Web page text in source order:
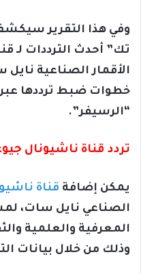
وفي هذا التقرير
تك” أحدث الترددات لـ
الأقمار الصناعية
خطوات ضبط ترددها عبر
“الرسيفر”.
تردد قناة ناشيونال جيوغرافيك
يمكن إضافة قناة
الصناعي نايل سات،
المعرفية والعلمية
وذلك من خلال بيانات